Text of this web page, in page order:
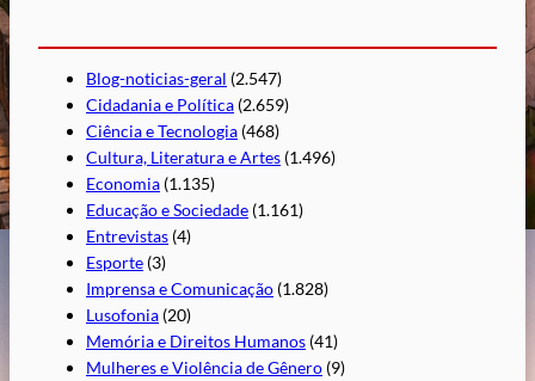
Blog-noticias-geral (2.547)
Cidadania e Política (2.659)
Ciência e Tecnologia (468)
Cultura, Literatura e Artes (1.496)
Economia (1.135)
Educação e Sociedade (1.161)
Entrevistas (4)
Esporte (3)
Imprensa e Comunicação (1.828)
Lusofonia (20)
Memória e Direitos Humanos (41)
Mulheres e Violência de Gênero (9)